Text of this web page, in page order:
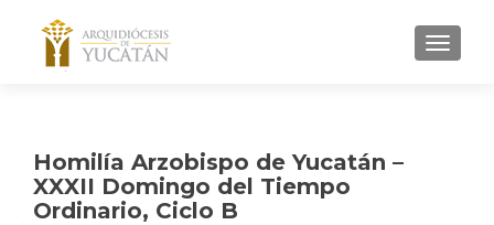
MENU
Homilía Arzobispo de Yucatán –
XXXII Domingo del Tiempo
Ordinario, Ciclo B